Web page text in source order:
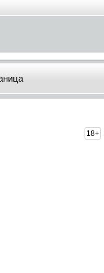
18+